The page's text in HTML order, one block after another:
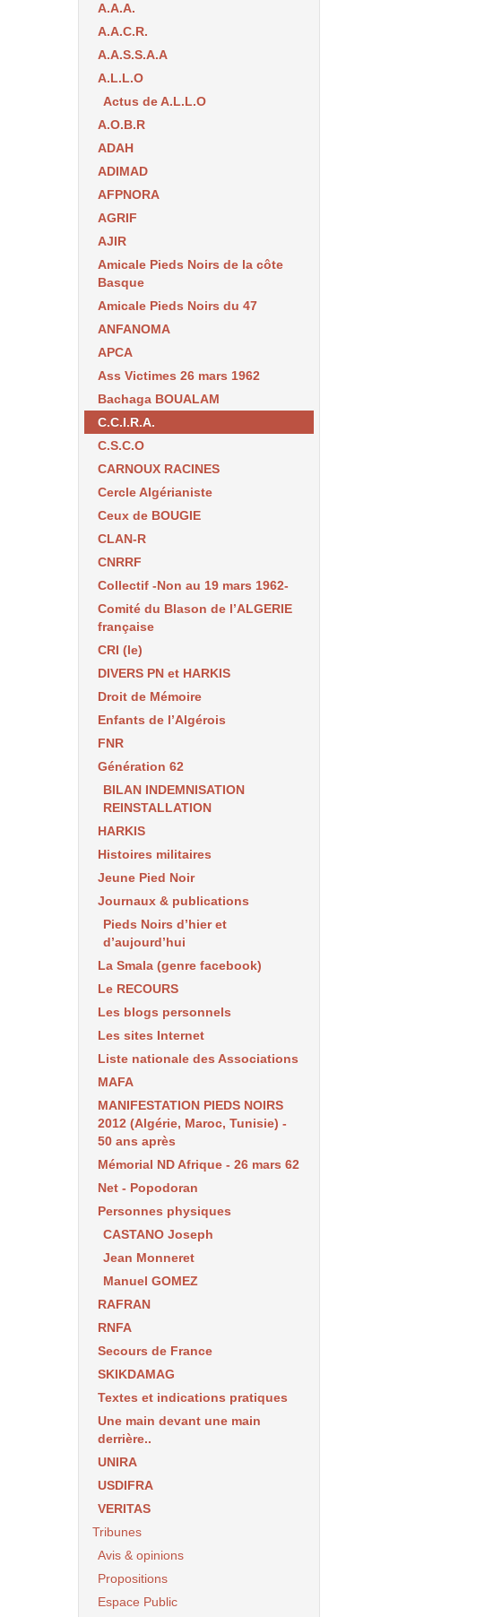
A.A.A.
A.A.C.R.
A.A.S.S.A.A
A.L.L.O
Actus de A.L.L.O
A.O.B.R
ADAH
ADIMAD
AFPNORA
AGRIF
AJIR
Amicale Pieds Noirs de la côte
Basque
Amicale Pieds Noirs du 47
ANFANOMA
APCA
Ass Victimes 26 mars 1962
Bachaga BOUALAM
C.C.I.R.A.
C.S.C.O
CARNOUX RACINES
Cercle Algérianiste
Ceux de BOUGIE
CLAN-R
CNRRF
Collectif -Non au 19 mars 1962-
Comité du Blason de l’ALGERIE
française
CRI (le)
DIVERS PN et HARKIS
Droit de Mémoire
Enfants de l’Algérois
FNR
Génération 62
BILAN INDEMNISATION
REINSTALLATION
HARKIS
Histoires militaires
Jeune Pied Noir
Journaux & publications
Pieds Noirs d’hier et
d’aujourd’hui
La Smala (genre facebook)
Le RECOURS
Les blogs personnels
Les sites Internet
Liste nationale des Associations
MAFA
MANIFESTATION PIEDS NOIRS
2012 (Algérie, Maroc, Tunisie) -
50 ans après
Mémorial ND Afrique - 26 mars 62
Net - Popodoran
Personnes physiques
CASTANO Joseph
Jean Monneret
Manuel GOMEZ
RAFRAN
RNFA
Secours de France
SKIKDAMAG
Textes et indications pratiques
Une main devant une main
derrière..
UNIRA
USDIFRA
VERITAS
Tribunes
Avis & opinions
Propositions
Espace Public